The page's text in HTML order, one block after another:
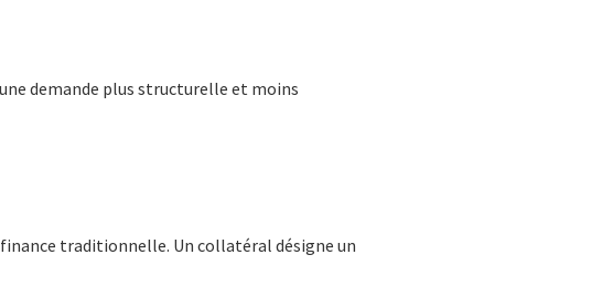
demande plus structurelle et moins
traditionnelle. Un collatéral désigne un